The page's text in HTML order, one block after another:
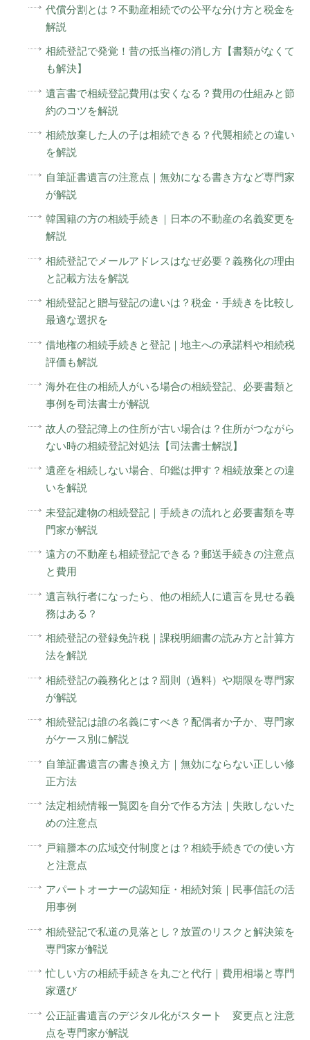
代償分割とは？不動産相続での公平な分け方と税金を
解説
相続登記で発覚！昔の抵当権の消し方【書類がなくて
も解決】
遺言書で相続登記費用は安くなる？費用の仕組みと節
約のコツを解説
相続放棄した人の子は相続できる？代襲相続との違い
を解説
自筆証書遺言の注意点｜無効になる書き方など専門家
が解説
韓国籍の方の相続手続き｜日本の不動産の名義変更を
解説
相続登記でメールアドレスはなぜ必要？義務化の理由
と記載方法を解説
相続登記と贈与登記の違いは？税金・手続きを比較し
最適な選択を
借地権の相続手続きと登記｜地主への承諾料や相続税
評価も解説
海外在住の相続人がいる場合の相続登記、必要書類と
事例を司法書士が解説
故人の登記簿上の住所が古い場合は？住所がつながら
ない時の相続登記対処法【司法書士解説】
遺産を相続しない場合、印鑑は押す？相続放棄との違
いを解説
未登記建物の相続登記｜手続きの流れと必要書類を専
門家が解説
遠方の不動産も相続登記できる？郵送手続きの注意点
と費用
遺言執行者になったら、他の相続人に遺言を見せる義
務はある？
相続登記の登録免許税｜課税明細書の読み方と計算方
法を解説
相続登記の義務化とは？罰則（過料）や期限を専門家
が解説
相続登記は誰の名義にすべき？配偶者か子か、専門家
がケース別に解説
自筆証書遺言の書き換え方｜無効にならない正しい修
正方法
法定相続情報一覧図を自分で作る方法｜失敗しないた
めの注意点
戸籍謄本の広域交付制度とは？相続手続きでの使い方
と注意点
アパートオーナーの認知症・相続対策｜民事信託の活
用事例
相続登記で私道の見落とし？放置のリスクと解決策を
専門家が解説
忙しい方の相続手続きを丸ごと代行｜費用相場と専門
家選び
公正証書遺言のデジタル化がスタート 変更点と注意
点を専門家が解説